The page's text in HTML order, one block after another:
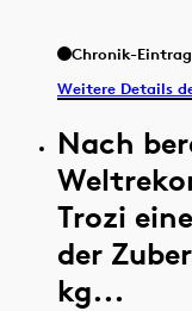
Chronik-Eintrag
Weitere Details
Nach
Trozi
der
kg...